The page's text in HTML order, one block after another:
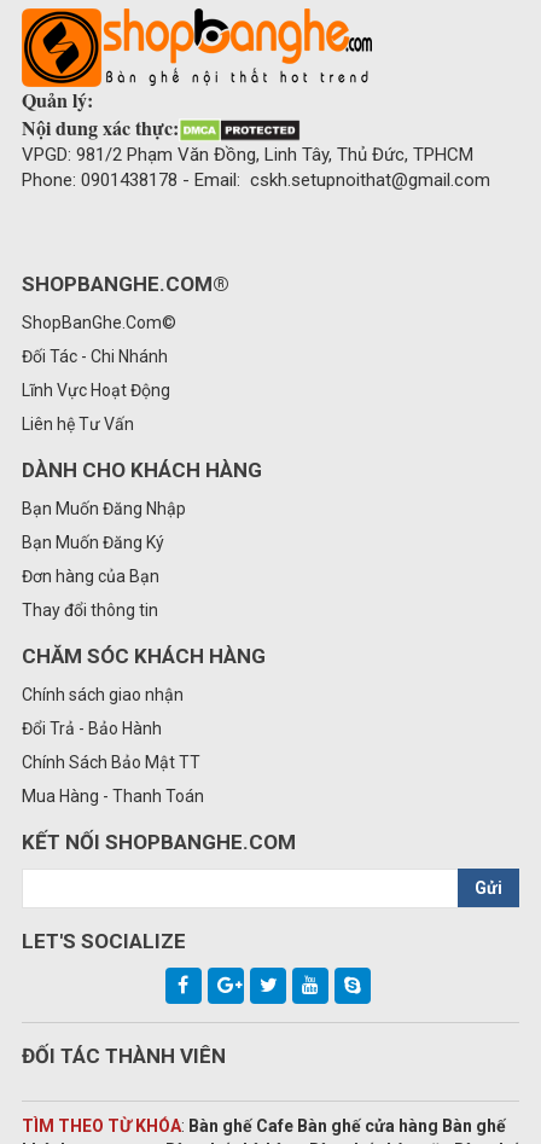
Quản lý:
Nội dung xác thực:
VPGD: 981/2 Phạm Văn Đồng, Linh Tây, Thủ Đức, TPHCM
Phone: 0901438178 - Email: cskh.setupnoithat@gmail.com
SHOPBANGHE.COM®
ShopBanGhe.Com©
Đối Tác - Chi Nhánh
Lĩnh Vực Hoạt Động
Liên hệ Tư Vấn
DÀNH CHO KHÁCH HÀNG
Bạn Muốn Đăng Nhập
Bạn Muốn Đăng Ký
Đơn hàng của Bạn
Thay đổi thông tin
CHĂM SÓC KHÁCH HÀNG
Chính sách giao nhận
Đổi Trả - Bảo Hành
Chính Sách Bảo Mật TT
Mua Hàng - Thanh Toán
KẾT NỐI SHOPBANGHE.COM
Gửi
LET'S SOCIALIZE
ĐỐI TÁC THÀNH VIÊN
TÌM THEO TỪ KHÓA: Bàn ghế Cafe Bàn ghế cửa hàng Bàn ghế